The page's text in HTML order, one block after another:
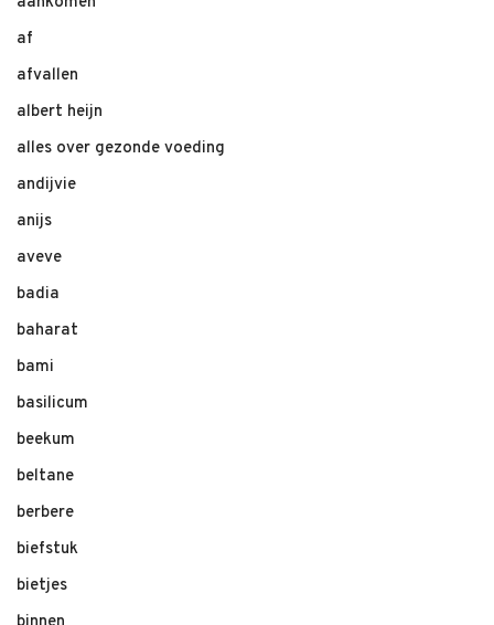
af
afvallen
albert heijn
alles over gezonde voeding
andijvie
anijs
aveve
badia
baharat
bami
basilicum
beekum
beltane
berbere
biefstuk
bietjes